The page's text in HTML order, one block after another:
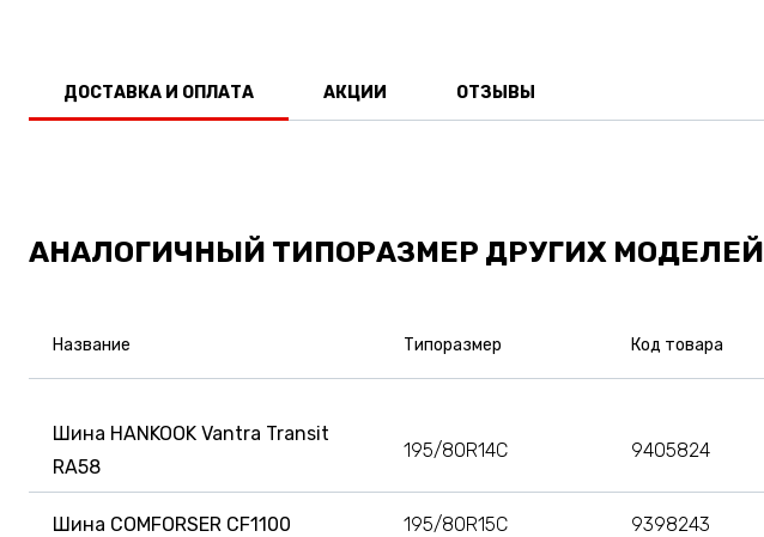
ДОСТАВКА И ОПЛАТА АКЦИИ ОТЗЫВЫ
АНАЛОГИЧНЫЙ ТИПОРАЗМЕР ДРУГИХ МОДЕЛЕЙ
Название Типоразмер Код товара
Шина HANKOOK Vantra Transit
RA58
195/80R14C 9405824
Шина COMFORSER CF1100 195/80R15C 9398243